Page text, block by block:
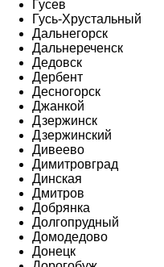
Гусев
Гусь-Хрустальный
Дальнегорск
Дальнереченск
Дедовск
Дербент
Десногорск
Джанкой
Дзержинск
Дзержинский
Дивеево
Димитровград
Динская
Дмитров
Добрянка
Долгопрудный
Домодедово
Донецк